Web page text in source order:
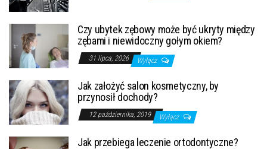
Czy ubytek zębowy może być ukryty między
zębami i niewidoczny gołym okiem?
31 lipca, 2026 Wyłącz
Jak założyć salon kosmetyczny, by
przynosił dochody?
12 października, 2019 Wyłącz
Jak przebiega leczenie ortodontyczne?